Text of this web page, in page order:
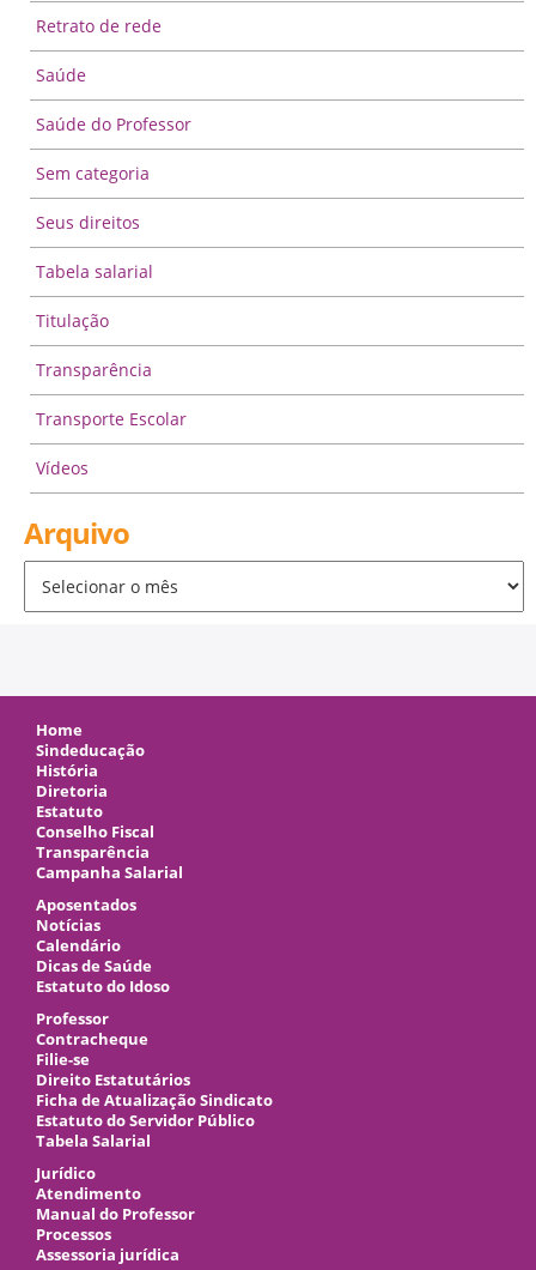
Retrato de rede
Saúde
Saúde do Professor
Sem categoria
Seus direitos
Tabela salarial
Titulação
Transparência
Transporte Escolar
Vídeos
Arquivo
Home
Sindeducação
História
Diretoria
Estatuto
Conselho Fiscal
Transparência
Campanha Salarial
Aposentados
Notícias
Calendário
Dicas de Saúde
Estatuto do Idoso
Professor
Contracheque
Filie-se
Direito Estatutários
Ficha de Atualização Sindicato
Estatuto do Servidor Público
Tabela Salarial
Jurídico
Atendimento
Manual do Professor
Processos
Assessoria jurídica